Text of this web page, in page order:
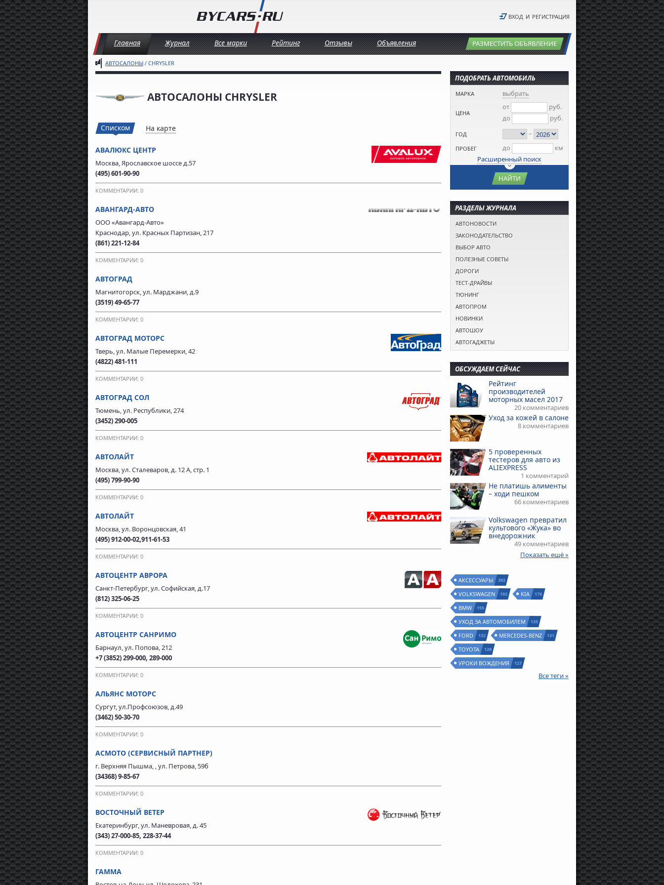
ВХОД И РЕГИСТРАЦИЯ
Главная Журнал Все марки Рейтинг Отзывы Объявления РАЗМЕСТИТЬ ОБЪЯВЛЕНИЕ
АВТОСАЛОНЫ / CHRYSLER
АВТОСАЛОНЫ CHRYSLER
Списком На карте
АВАЛЮКС ЦЕНТР
Москва, Ярославское шоссе д.57
(495) 601-90-90
КОММЕНТАРИИ: 0
АВАНГАРД-АВТО
ООО «Авангард-Авто»
Краснодар, ул. Красных Партизан, 217
(861) 221-12-84
КОММЕНТАРИИ: 0
АВТОГРАД
Магнитогорск, ул. Марджани, д.9
(3519) 49-65-77
КОММЕНТАРИИ: 0
АВТОГРАД МОТОРС
Тверь, ул. Малые Перемерки, 42
(4822) 481-111
КОММЕНТАРИИ: 0
АВТОГРАД СОЛ
Тюмень, ул. Республики, 274
(3452) 290-005
КОММЕНТАРИИ: 0
АВТОЛАЙТ
Москва, ул. Сталеваров, д. 12 А, стр. 1
(495) 799-90-90
КОММЕНТАРИИ: 0
АВТОЛАЙТ
Москва, ул. Воронцовская, 41
(495) 912-00-02,911-61-53
КОММЕНТАРИИ: 0
АВТОЦЕНТР АВРОРА
Санкт-Петербург, ул. Софийская, д.17
(812) 325-06-25
КОММЕНТАРИИ: 0
АВТОЦЕНТР САНРИМО
Барнаул, ул. Попова, 212
+7 (3852) 299-000, 289-000
КОММЕНТАРИИ: 0
АЛЬЯНС МОТОРС
Сургут, ул.Профсоюзов, д.49
(3462) 50-30-70
КОММЕНТАРИИ: 0
АСМОТО (СЕРВИСНЫЙ ПАРТНЕР)
г. Верхняя Пышма, , ул. Петрова, 59б
(34368) 9-85-67
КОММЕНТАРИИ: 0
ВОСТОЧНЫЙ ВЕТЕР
Екатеринбург, ул. Маневровая, д. 45
(343) 27-000-85, 228-37-44
КОММЕНТАРИИ: 0
ГАММА
ПОДОБРАТЬ АВТОМОБИЛЬ
МАРКА выбрать
ЦЕНА
от
руб.
до
руб.
ГОД –
ПРОБЕГ до
км
Расширенный поиск
НАЙТИ
РАЗДЕЛЫ ЖУРНАЛА
АВТОНОВОСТИ
ЗАКОНОДАТЕЛЬСТВО
ВЫБОР АВТО
ПОЛЕЗНЫЕ СОВЕТЫ
ДОРОГИ
ТЕСТ-ДРАЙВЫ
ТЮНИНГ
АВТОПРОМ
НОВИНКИ
АВТОШОУ
АВТОГАДЖЕТЫ
ОБСУЖДАЕМ СЕЙЧАС
Рейтинг
производителей
моторных масел 2017
20 комментариев
Уход за кожей в салоне
8 комментариев
5 проверенных
тестеров для авто из
ALIEXPRESS
1 комментарий
Не платишь алименты
– ходи пешком
66 комментариев
Volkswagen превратил
культового «Жука» во
внедорожник
49 комментариев
Показать ещё »
АКСЕССУАРЫ 392
VOLKSWAGEN 192 KIA 176
BMW 155
УХОД ЗА АВТОМОБИЛЕМ 135
FORD 132 MERCEDES-BENZ 131
TOYOTA 129
УРОКИ ВОЖДЕНИЯ 127
Все теги »